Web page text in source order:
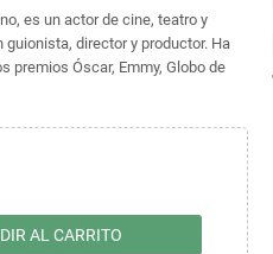
es un actor de cine, teatro y
director y productor. Ha
premios Óscar, Emmy, Globo de
AL CARRITO